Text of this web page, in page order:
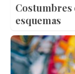
esquemas